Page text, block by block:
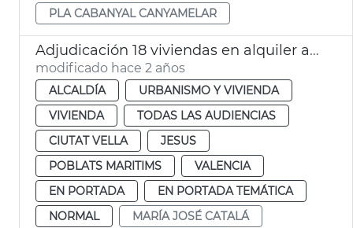
PLA CABANYAL CANYAMELAR
Adjudicación 18 viviendas en alquiler asequible
modificado hace 2 años
ALCALDÍA
URBANISMO Y VIVIENDA
VIVIENDA
TODAS LAS AUDIENCIAS
CIUTAT VELLA
JESUS
POBLATS MARITIMS
VALENCIA
EN PORTADA
EN PORTADA TEMÁTICA
NORMAL
MARÍA JOSÉ CATALÁ